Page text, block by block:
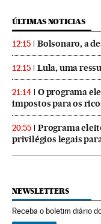
ÚLTIMAS NOTICIAS
12:15 Bolsonaro, a
12:15 Lula, uma
21:14
O programa
impostos para os
20:55
Programa
privilégios legais
NEWSLETTERS
Receba o boletim diário